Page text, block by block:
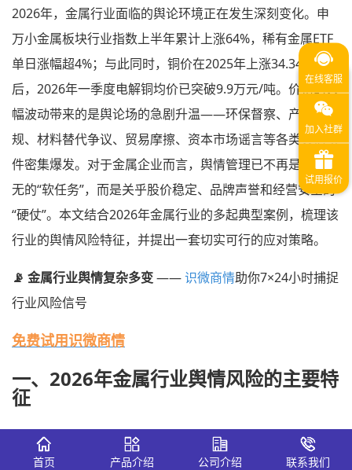
2026年，金属行业面临的舆论环境正在发生深刻变化。申
万小金属板块行业指数上半年累计上涨64%，稀有金属ETF
单日涨幅超4%；与此同时，铜价在2025年上涨34.34%之
后，2026年一季度电解铜均价已突破9.9万元/吨。价格的大
幅波动带来的是舆论场的急剧升温——环保督察、产能违
规、材料替代争议、贸易摩擦、资本市场谣言等各类舆情事
件密集爆发。对于金属企业而言，舆情管理已不再是可有可
无的“软任务”，而是关乎股价稳定、品牌声誉和经营安全的
“硬仗”。本文结合2026年金属行业的多起典型案例，梳理该
行业的舆情风险特征，并提出一套切实可行的应对策略。
📡 金属行业舆情复杂多变——识微商情助你7×24小时捕捉
行业风险信号
免费试用识微商情
一、2026年金属行业舆情风险的主要特
征
与消费品牌不同，金属行业的舆情风险有其鲜明的行业烙
印。理解这些特征，是制定有效应对策略的前提。
首页 产品介绍 公司介绍 联系我们